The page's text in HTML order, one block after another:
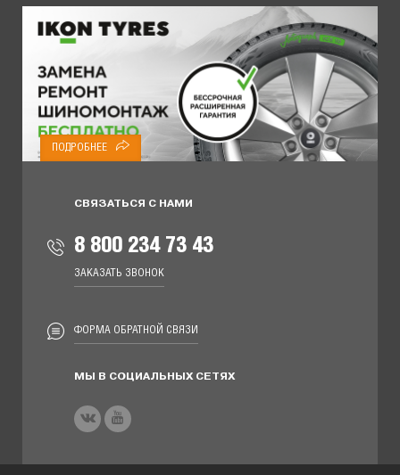
ПОДРОБНЕЕ
СВЯЗАТЬСЯ С НАМИ
8 800 234 73 43
ЗАКАЗАТЬ ЗВОНОК
ФОРМА ОБРАТНОЙ СВЯЗИ
МЫ В СОЦИАЛЬНЫХ СЕТЯХ